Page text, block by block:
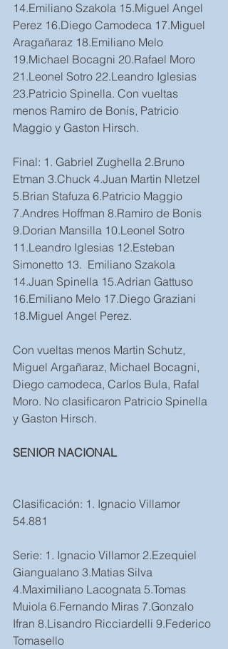
14.Emiliano Szakola 15.Miguel Angel
Perez 16.Diego Camodeca 17.Miguel
Aragañaraz 18.Emiliano Melo
19.Michael Bocagni 20.Rafael Moro
21.Leonel Sotro 22.Leandro Iglesias
23.Patricio Spinella. Con vueltas
menos Ramiro de Bonis, Patricio
Maggio y Gaston Hirsch.
Final: 1. Gabriel Zughella 2.Bruno
Etman 3.Chuck 4.Juan Martin NIetzel
5.Brian Stafuza 6.Patricio Maggio
7.Andres Hoffman 8.Ramiro de Bonis
9.Dorian Mansilla 10.Leonel Sotro
11.Leandro Iglesias 12.Esteban
Simonetto 13.  Emiliano Szakola
14.Juan Spinella 15.Adrian Gattuso
16.Emiliano Melo 17.Diego Graziani
18.Miguel Angel Perez.
Con vueltas menos Martin Schutz,
Miguel Argañaraz, Michael Bocagni,
Diego camodeca, Carlos Bula, Rafal
Moro. No clasificaron Patricio Spinella
y Gaston Hirsch.
SENIOR NACIONAL
Clasificación: 1. Ignacio Villamor
54.881
Serie: 1. Ignacio Villamor 2.Ezequiel
Giangualano 3.Matias Silva
4.Maximiliano Lacognata 5.Tomas
Muiola 6.Fernando Miras 7.Gonzalo
Ifran 8.Lisandro Ricciardelli 9.Federico
Tomasello